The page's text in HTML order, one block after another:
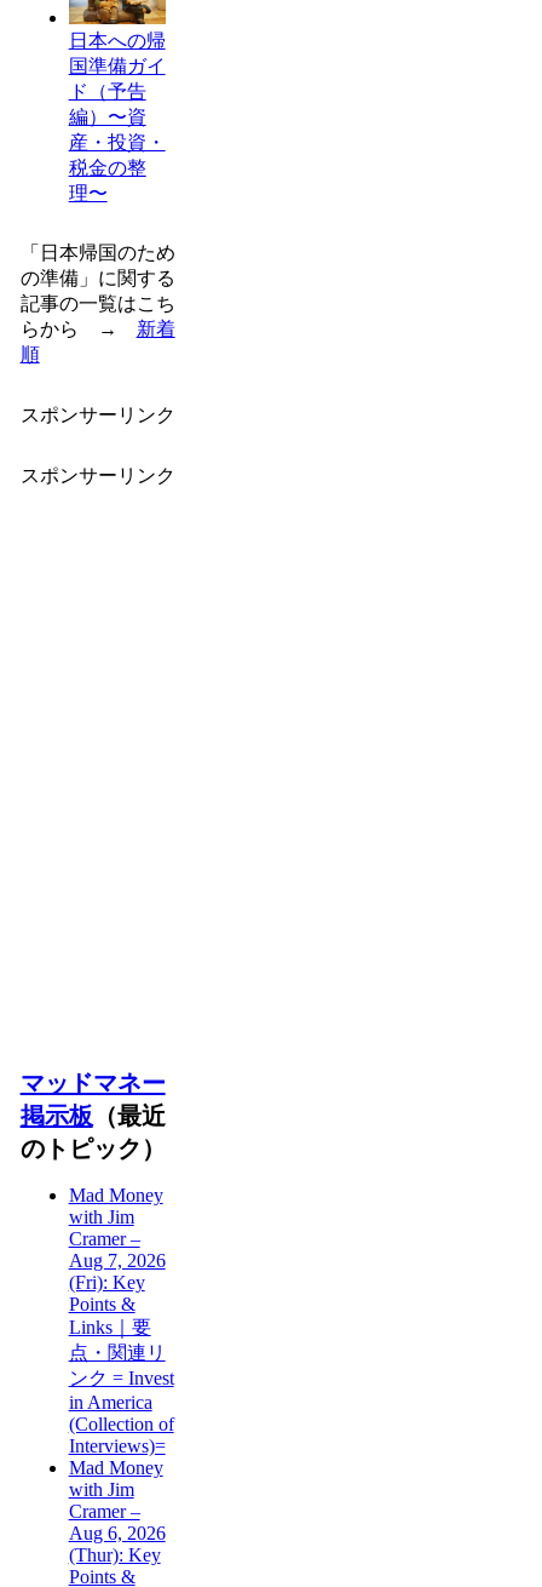
日本への帰
国準備ガイ
ド（予告
編）〜資
産・投資・
税金の整
理〜
「日本帰国のため
の準備」に関する
記事の一覧はこち
らから → 新着
順
スポンサーリンク
スポンサーリンク
マッドマネー
掲示板 （最近
のトピック）
Mad Money
with Jim
Cramer –
Aug 7, 2026
(Fri): Key
Points &
Links｜要
点・関連リ
ンク = Invest
in America
(Collection of
Interviews)=
Mad Money
with Jim
Cramer –
Aug 6, 2026
(Thur): Key
Points &